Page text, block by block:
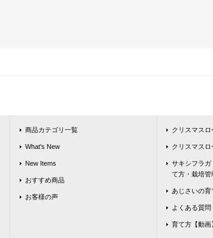
商品カテゴリ一覧
What's New
New Items
おすすめ商品
お客様の声
クリスマス
クリスマス
サキシフラ
て方・栽培管
あじさいの
よくある質問
育て方【動画